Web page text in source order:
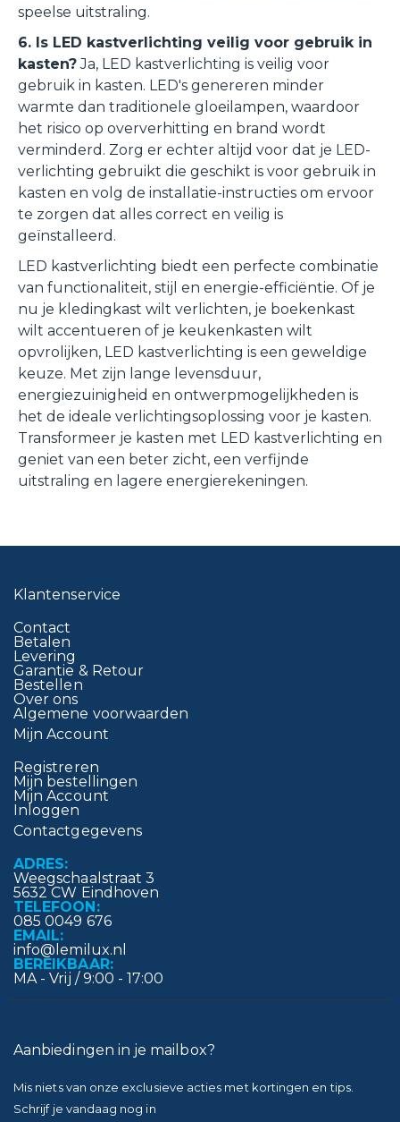
speelse uitstraling.
6. Is LED kastverlichting veilig voor gebruik in
kasten?Ja, LED kastverlichting is veilig voor
gebruik in kasten. LED's genereren minder
warmte dan traditionele gloeilampen, waardoor
het risico op oververhitting en brand wordt
verminderd. Zorg er echter altijd voor dat je LED-
verlichting gebruikt die geschikt is voor gebruik in
kasten en volg de installatie-instructies om ervoor
te zorgen dat alles correct en veilig is
geïnstalleerd.
LED kastverlichting biedt een perfecte combinatie
van functionaliteit, stijl en energie-efficiëntie. Of je
nu je kledingkast wilt verlichten, je boekenkast
wilt accentueren of je keukenkasten wilt
opvrolijken, LED kastverlichting is een geweldige
keuze. Met zijn lange levensduur,
energiezuinigheid en ontwerpmogelijkheden is
het de ideale verlichtingsoplossing voor je kasten.
Transformeer je kasten met LED kastverlichting en
geniet van een beter zicht, een verfijnde
uitstraling en lagere energierekeningen.
Klantenservice
Contact
Betalen
Levering
Garantie & Retour
Bestellen
Over ons
Algemene voorwaarden
Mijn Account
Registreren
Mijn bestellingen
Mijn Account
Inloggen
Contactgegevens
ADRES:
Weegschaalstraat 3
5632 CW Eindhoven
TELEFOON:
085 0049 676
EMAIL:
info@lemilux.nl
BEREIKBAAR:
MA - Vrij / 9:00 - 17:00
Aanbiedingen in je mailbox?
Mis niets van onze exclusieve acties met kortingen en tips.
Schrijf je vandaag nog in